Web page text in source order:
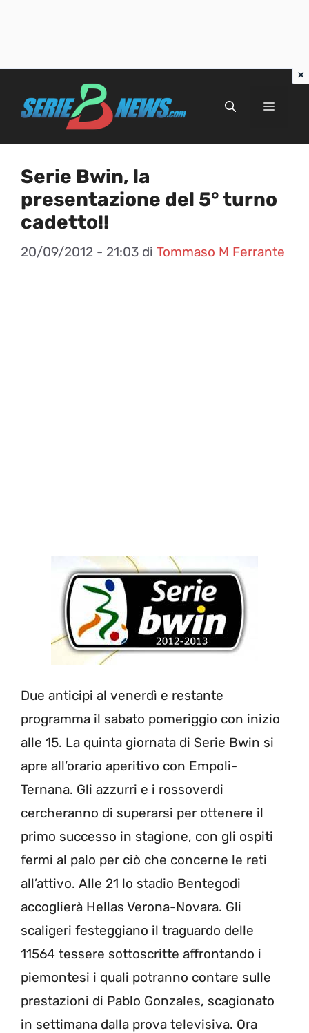
Menu
Serie Bwin, la
presentazione del 5° turno
cadetto!!
20/09/2012 - 21:03 di Tommaso M Ferrante
Due anticipi al venerdì e restante
programma il sabato pomeriggio con inizio
alle 15. La quinta giornata di Serie Bwin si
apre all’orario aperitivo con Empoli-
Ternana. Gli azzurri e i rossoverdi
cercheranno di superarsi per ottenere il
primo successo in stagione, con gli ospiti
fermi al palo per ciò che concerne le reti
all’attivo. Alle 21 lo stadio Bentegodi
accoglierà Hellas Verona-Novara. Gli
scaligeri festeggiano il traguardo delle
11564 tessere sottoscritte affrontando i
piemontesi i quali potranno contare sulle
prestazioni di Pablo Gonzales, scagionato
in settimana dalla prova televisiva. Ora